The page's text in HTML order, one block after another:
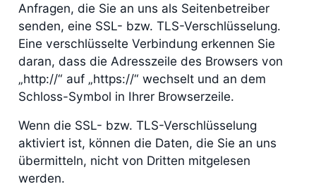
Anfragen, die Sie an uns als Seitenbetreiber
senden, eine SSL- bzw. TLS-Verschlüsselung.
Eine verschlüsselte Verbindung erkennen Sie
daran, dass die Adresszeile des Browsers von
„http://“ auf „https://“ wechselt und an dem
Schloss-Symbol in Ihrer Browserzeile.
Wenn die SSL- bzw. TLS-Verschlüsselung
aktiviert ist, können die Daten, die Sie an uns
übermitteln, nicht von Dritten mitgelesen
werden.